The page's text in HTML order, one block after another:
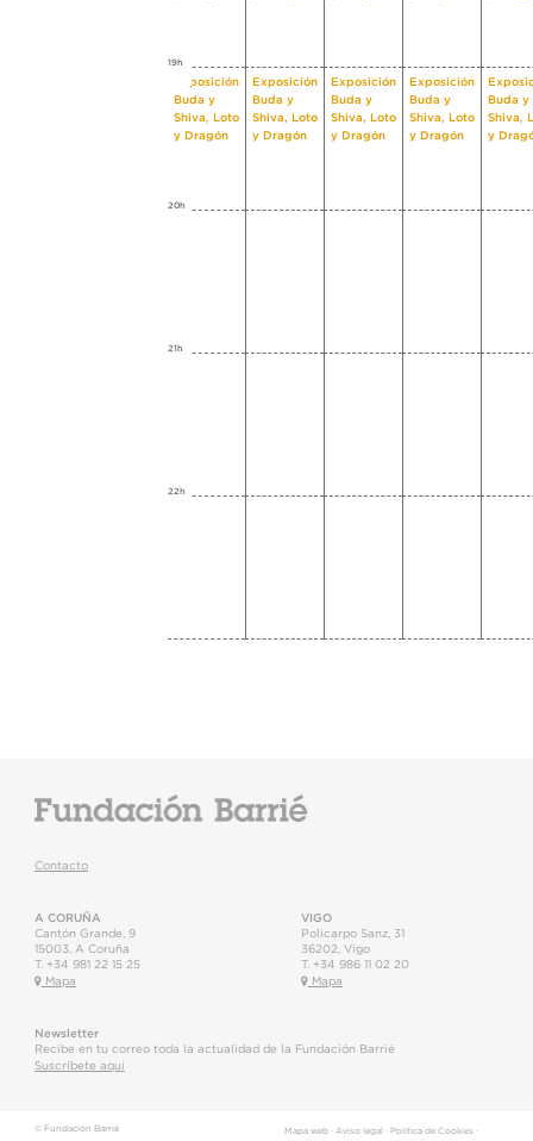
19h
Exposición
Buda y
Shiva, Loto
y Dragón
Exposición
Buda y
Shiva, Loto
y Dragón
Exposición
Buda y
Shiva, Loto
y Dragón
Exposición
Buda y
Shiva, Loto
y Dragón
Buda y
Shiva,
y
20h
21h
22h
Contacto
A CORUÑA
Cantón Grande, 9
15003
A Coruña
T. +34 981 22 15 25
Mapa
VIGO
Policarpo Sanz, 31
36202 Vigo
T. +34 986 11 02 20
Mapa
Newsletter
Recibe en tu correo toda la actualidad de la Fundación Barrié
Suscríbete aquí
© Fundación Barrié Mapa web· Aviso legal · Política de Cookies ·